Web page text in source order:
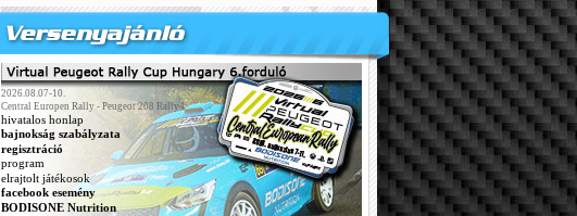
2026.08.07-10.
Central Europen Rally - Peugeot 208 Rally4
hivatalos honlap
bajnokság szabályzata
regisztráció
program
elrajtolt játékosok
facebook esemény
BODISONE Nutrition